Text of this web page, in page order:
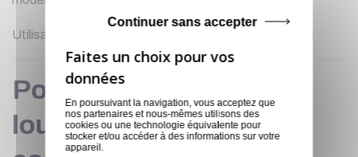
Utilisation de confettis biodégradables et écologiques
Pour quels événements
louer une machine à
En poursuivant la navigation, vous acceptez que
nos partenaires et nous-mêmes utilisons des
cookies ou une technologie équivalente pour
stocker et/ou accéder à des informations sur votre
appareil.
Continuer sans accepter